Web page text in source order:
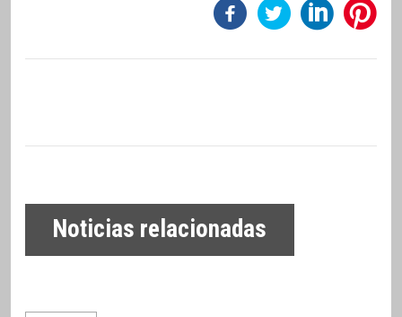
Noticias relacionadas